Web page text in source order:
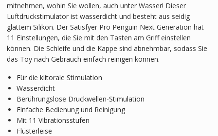
mitnehmen, wohin Sie wollen, auch unter Wasser! Dieser
Luftdruckstimulator ist wasserdicht und besteht aus seidig
glattem Silikon. Der Satisfyer Pro Penguin Next Generation hat
11 Einstellungen, die Sie mit den Tasten am Griff einstellen
können. Die Schleife und die Kappe sind abnehmbar, sodass Sie
das Toy nach Gebrauch einfach reinigen können.
Für die klitorale Stimulation
Wasserdicht
Berührungslose Druckwellen-Stimulation
Einfache Bedienung und Reinigung
Mit 11 Vibrationsstufen
Flüsterleise